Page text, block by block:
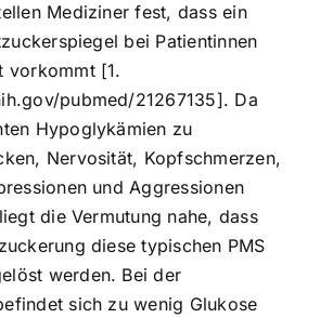
Mediziner fest, dass ein
bei Patientinnen
vorkommt [1.
pubmed/21267135]. Da
Hypoglykämien zu
Nervosität, Kopfschmerzen,
und Aggressionen
die Vermutung nahe, dass
diese typischen PMS
werden. Bei der
sich zu wenig Glukose